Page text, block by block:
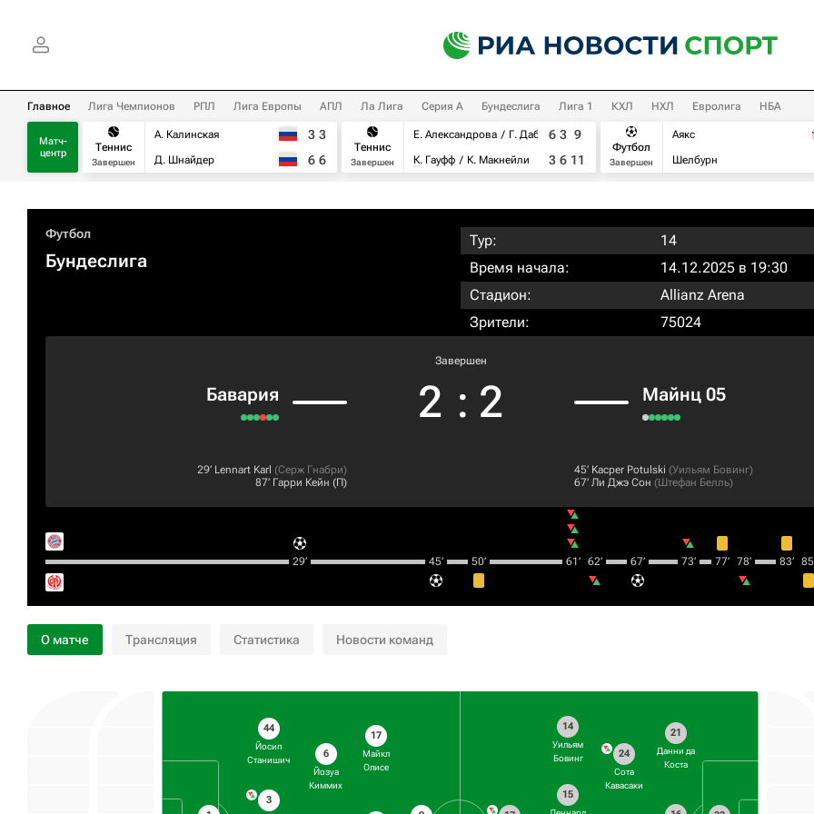
Главное Лига Чемпионов РПЛ Лига Европы АПЛ Ла Лига Серия А Бундеслига Лига 1 КХЛ НХЛ Евролига НБА
Матч-
центр
Теннис
Завершен
А. Калинская
Д. Шнайдер
3 3
6 6
Теннис
Завершен
Е. Александрова
Г. Дабровски
К. Гауфф
К. Макнейли
6 3 9
3 6 11
Футбол
Завершен
Аякс
Шелбурн
Футбол
Бундеслига
Тур:
14
Время начала:
14.12.2025 в 19:30
Стадион:
Allianz Arena
Зрители:
75024
Бавария
Завершен
2 : 2 Майнц 05
29‎’‎ Lennart Karl (Серж Гнабри)
87‎’‎ Гарри Кейн (П)
45‎’‎ Kacper Potulski (Уильям Бовинг)
67‎’‎ Ли Джэ Сон (Штефан Белль)
29‎’‎ 45‎’‎ 50‎’‎ 61‎’‎ 62‎’‎ 67‎’‎ 73‎’‎ 77‎’‎ 78‎’‎ 83‎’‎
О матче Трансляция Статистика Новости команд
44
Йосип
Станишич
3
6
Йозуа
Киммих
17
Майкл
Олисе
21
Данни да
Коста
24
Сота
Кавасаки
14
Уильям
Бовинг
15